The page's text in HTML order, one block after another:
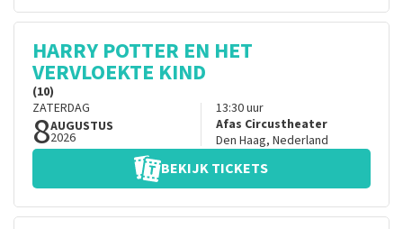
HARRY POTTER EN HET
VERVLOEKTE KIND
(10)
ZATERDAG
8AUGUSTUS
2026
13:30uur
Afas Circustheater
Den Haag, Nederland
BEKIJK TICKETS